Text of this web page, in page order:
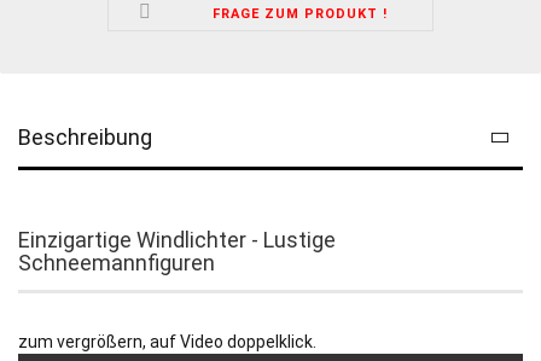
FRAGE ZUM PRODUKT !
Beschreibung
Einzigartige Windlichter - Lustige
Schneemannfiguren
zum vergrößern, auf Video doppelklick.